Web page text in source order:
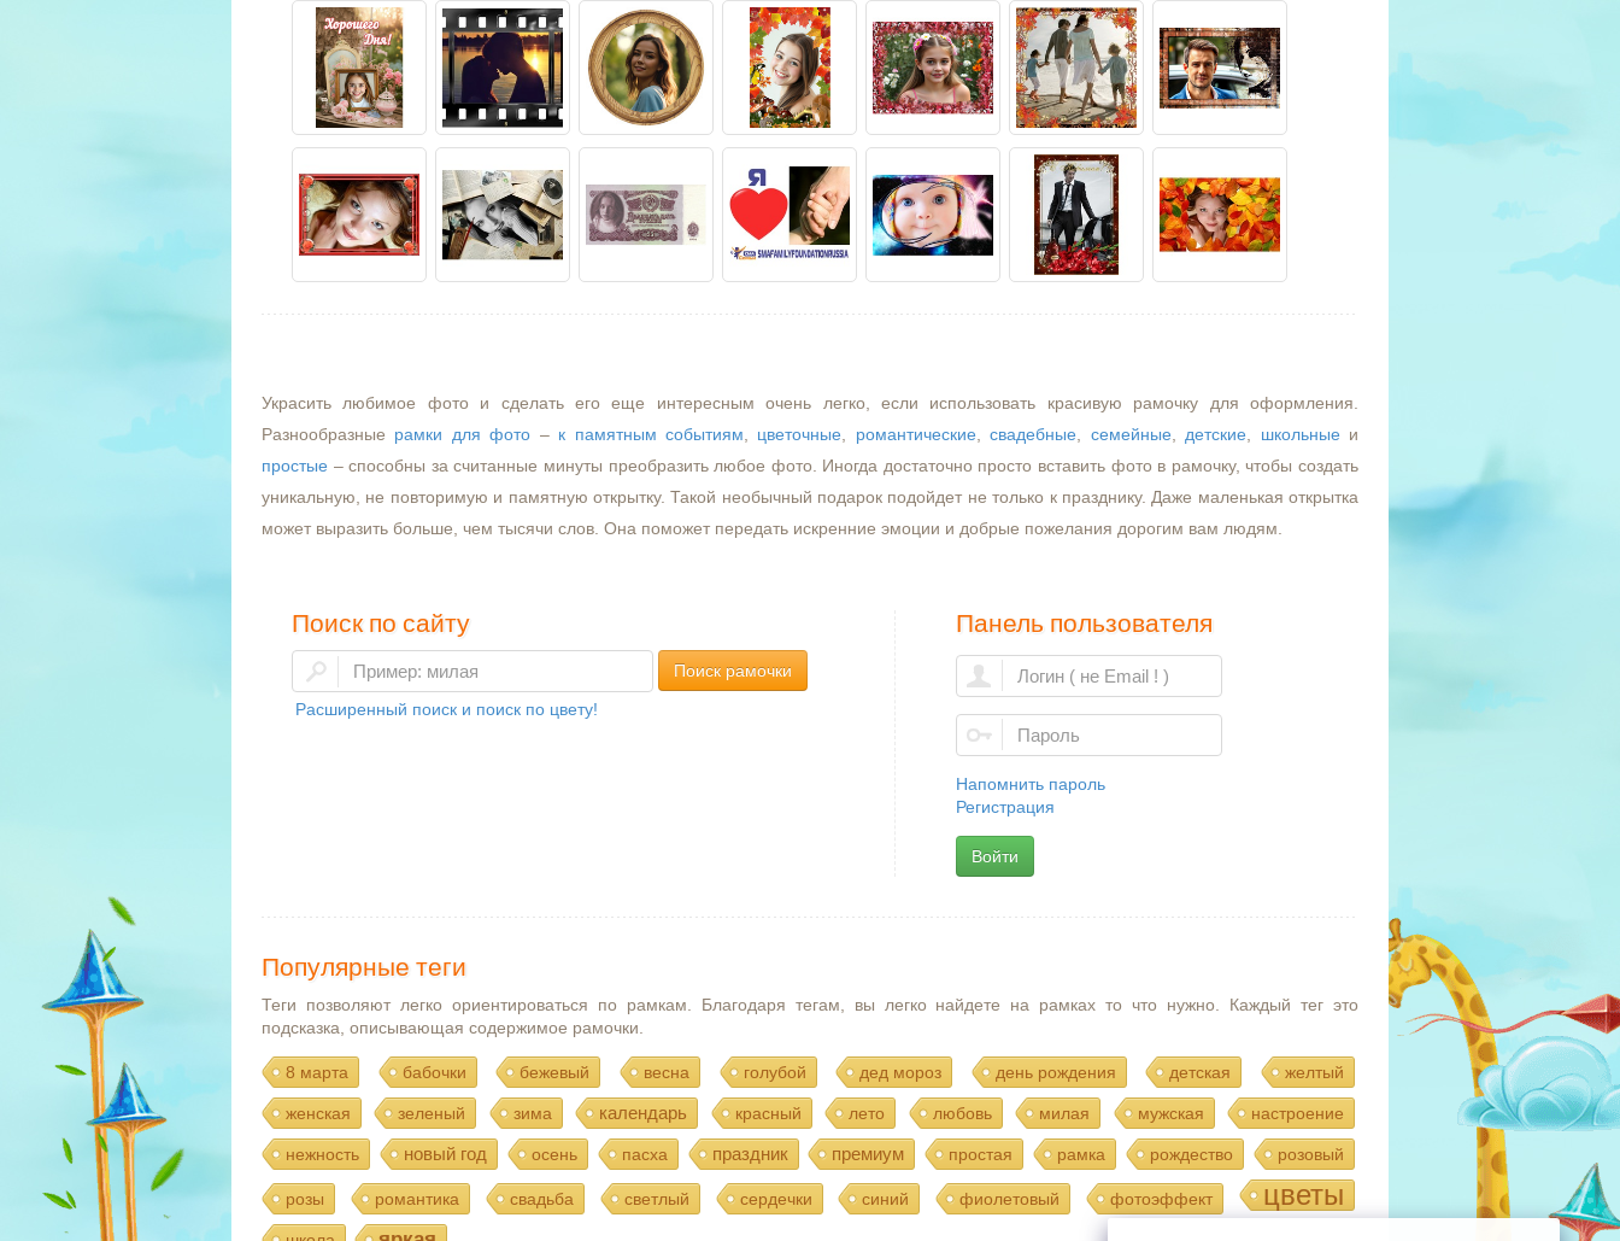
Украсить любимое фото и сделать его еще интересным очень легко, если использовать красивую рамочку для оформления.
Разнообразные рамки для фото – к памятным событиям цветочные романтические ,свадебные семейные детские школьные и
простые – способны за считанные минуты преобразить любое фото. Иногда достаточно просто вставить фото в рамочку, чтобы создать
уникальную, не повторимую и памятную открытку. Такой необычный подарок подойдет не только к празднику. Даже маленькая открытка
может выразить больше, чем тысячи слов. Она поможет передать искренние эмоции и добрые пожелания дорогим вам людям.
Поиск по сайту
Поиск рамочки
Расширенный поиск и поиск по цвету!
Панель пользователя
Напомнить пароль
Регистрация
Войти
Популярные теги
Теги позволяют легко ориентироваться по рамкам. Благодаря тегам, вы легко найдете на рамках то что нужно. Каждый тег это
подсказка, описывающая содержимое рамочки.
8 марта бабочки бежевый весна голубой дед мороз день рождения детская желтый
женская зеленый зима календарь красный лето любовь милая мужская настроение
нежность новый год осень пасха праздник премиум простая рамка рождество розовый
розы романтика свадьба светлый сердечки синий фиолетовый фотоэффект цветы